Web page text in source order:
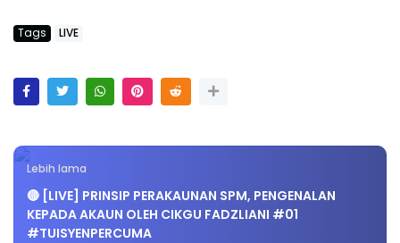
Tags LIVE
Lebih lama
🔴 [LIVE] PRINSIP PERAKAUNAN SPM, PENGENALAN
KEPADA AKAUN OLEH CIKGU FADZLIANI #01
#TUISYENPERCUMA